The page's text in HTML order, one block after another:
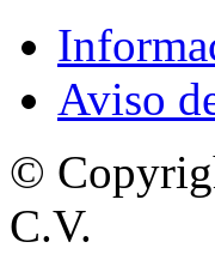
Aviso
©
C.V.